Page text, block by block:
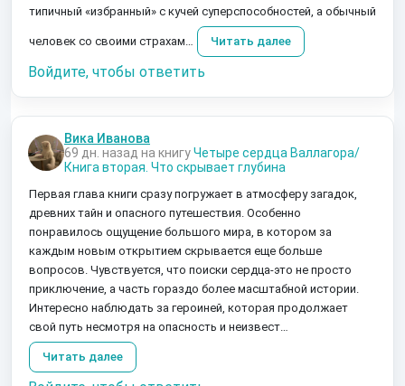
типичный «избранный» с кучей суперспособностей, а обычный
человек со своими страхам… Читать далее
Войдите, чтобы ответить
Вика Иванова
69 дн. назад на книгуЧетыре сердца Валлагора/
Книга вторая. Что скрывает глубина
Первая глава книги сразу погружает в атмосферу загадок,
древних тайн и опасного путешествия. Особенно
понравилось ощущение большого мира, в котором за
каждым новым открытием скрывается еще больше
вопросов. Чувствуется, что поиски сердца-это не просто
приключение, а часть гораздо более масштабной истории.
Интересно наблюдать за героиней, которая продолжает
свой путь несмотря на опасность и неизвест…
Читать далее